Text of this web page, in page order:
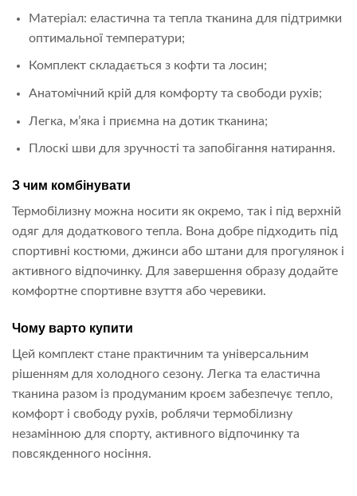
Матеріал: еластична та тепла тканина для підтримки
оптимальної температури;
Комплект складається з кофти та лосин;
Анатомічний крій для комфорту та свободи рухів;
Легка, м’яка і приємна на дотик тканина;
Плоскі шви для зручності та запобігання натирання.
З чим комбінувати
Термобілизну можна носити як окремо, так і під верхній
одяг для додаткового тепла. Вона добре підходить під
спортивні костюми, джинси або штани для прогулянок і
активного відпочинку. Для завершення образу додайте
комфортне спортивне взуття або черевики.
Чому варто купити
Цей комплект стане практичним та універсальним
рішенням для холодного сезону. Легка та еластична
тканина разом із продуманим кроєм забезпечує тепло,
комфорт і свободу рухів, роблячи термобілизну
незамінною для спорту, активного відпочинку та
повсякденного носіння.